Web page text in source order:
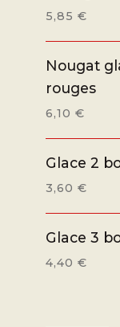
5,85 €
Nougat
rouges
6,10 €
Glace 2
3,60 €
Glace 3
4,40 €